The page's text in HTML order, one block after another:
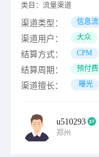
类目： 流量渠道
渠道类型： 信息流
渠道用户： 大众
结算方式： CPM
结算周期： 预付费
渠道擅长： 曝光
u510293
郑州